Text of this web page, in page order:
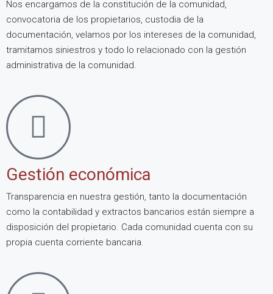
Nos encargamos de la constitución de la comunidad,
convocatoria de los propietarios, custodia de la
documentación, velamos por los intereses de la comunidad,
tramitamos siniestros y todo lo relacionado con la gestión
administrativa de la comunidad.
Gestión económica
Transparencia en nuestra gestión, tanto la documentación
como la contabilidad y extractos bancarios están siempre a
disposición del propietario. Cada comunidad cuenta con su
propia cuenta corriente bancaria.